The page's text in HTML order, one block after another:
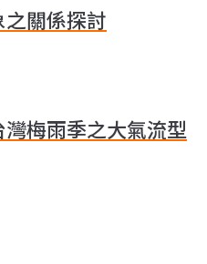
關係探討
灣梅雨季之大氣流型